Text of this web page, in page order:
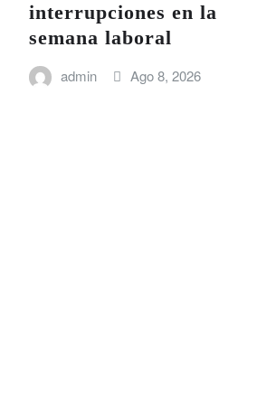
interrupciones en la
semana laboral
admin Ago 8, 2026